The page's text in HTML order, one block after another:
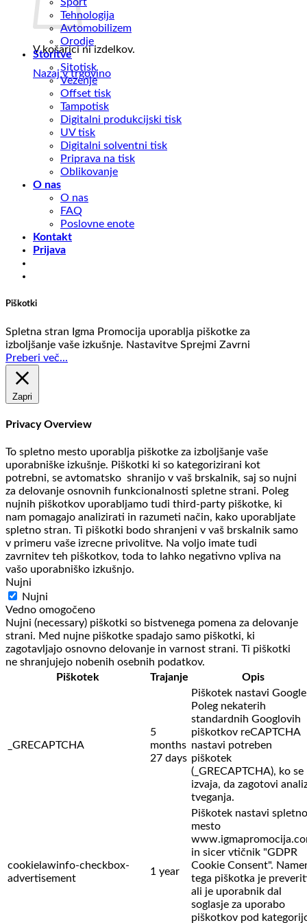
V košarici ni izdelkov.
Nazaj v trgovino
Šport
Tehnologija
Avtomobilizem
Orodje
Storitve
Sitotisk
Vezenje
Offset tisk
Tampotisk
Digitalni produkcijski tisk
UV tisk
Digitalni solventni tisk
Priprava na tisk
Oblikovanje
O nas
O nas
FAQ
Poslovne enote
Kontakt
Prijava
Piškotki
Spletna stran Igma Promocija uporablja piškotke za
izboljšanje vaše izkušnje. Nastavitve Sprejmi Zavrni
Preberi več...
Zapri
Privacy Overview
To spletno mesto uporablja piškotke za izboljšanje vaše
uporabniške izkušnje. Piškotki ki so kategorizirani kot
potrebni, se avtomatsko shranijo v vaš brskalnik, saj so nujni
za delovanje osnovnih funkcionalnosti spletne strani. Poleg
nujnih piškotkov uporabljamo tudi third-party piškotke, ki
nam pomagajo analizirati in razumeti način, kako uporabljate
spletno stran. Ti piškotki bodo shranjeni v vaš brskalnik samo
v primeru vaše izrecne privolitve. Na voljo imate tudi
zavrnitev teh piškotkov, toda to lahko negativno vpliva na
vašo uporabniško izkušnjo.
Nujni
Nujni
Vedno omogočeno
Nujni (necessary) piškotki so bistvenega pomena za delovanje
strani. Med nujne piškotke spadajo samo piškotki, ki
zagotavljajo osnovno delovanje in varnost strani. Ti piškotki
ne shranjujejo nobenih osebnih podatkov.
Piškotek
Trajanje Opis
_GRECAPTCHA
5
months
27 days
Piškotek nastavi
Poleg nekaterih
standardnih Googlovih
piškotkov reCAPTCHA
nastavi potreben
piškotek
(_GRECAPTCHA), ko se
izvaja, da zagotovi
tveganja.
cookielawinfo-checkbox-
advertisement
1 year
Piškotek nastavi spletno
mesto
in sicer vtičnik "GDPR
Cookie Consent".
tega piškotka je
ali je uporabnik dal
soglasje za uporabo
piškotkov pod